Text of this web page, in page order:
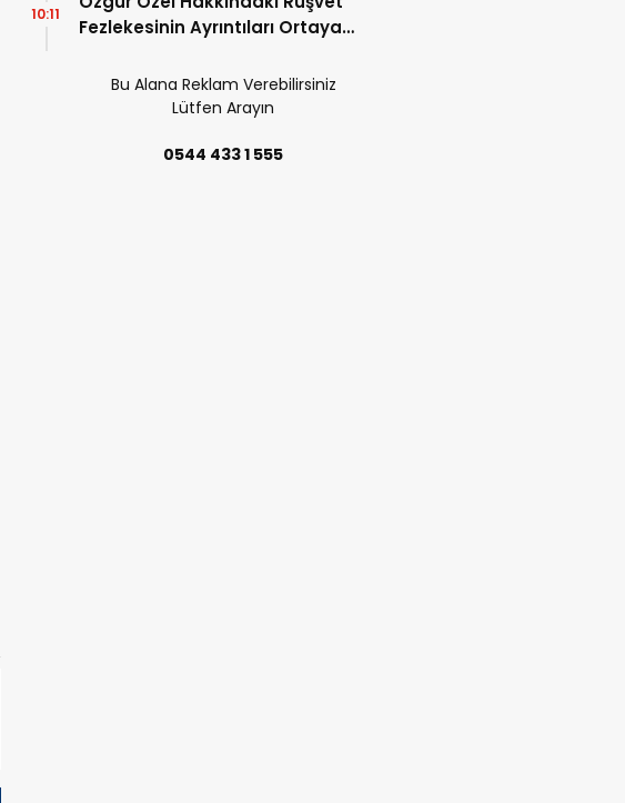
Fezlekesinin Ayrıntıları Ortaya
10:11
Bu Alana Reklam Verebilirsiniz
Lütfen Arayın
0544 433 1 555